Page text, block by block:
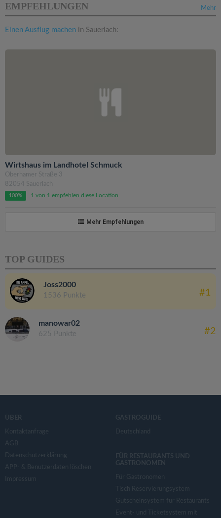
Mehr
EMPFEHLUNGEN
Einen Ausflug machen in Sauerlach:
Wirtshaus im Landhotel Schmuck
Oberhamer Straße 3
82054 Sauerlach
100% 1 von 1 empfehlen diese Location
Mehr Empfehlungen
TOP GUIDES
Joss2000
1536 Punkte #1
manowar02
625 Punkte #2
ÜBER
Kontaktanfrage
AGB
Datenschutzerklärung
APP- & Benutzerdaten löschen
Impressum
GASTROGUIDE
Deutschland
FÜR RESTAURANTS UND
GASTRONOMEN
Für Gastronomen
Tisch Reservierungsystem
Gutscheinsystem für Restaurants
Event- und Ticketsystem mit